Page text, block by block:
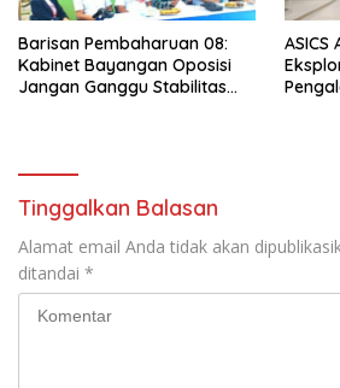
Barisan Pembaharuan 08:
Kabinet Bayangan Oposisi
Jangan Ganggu Stabilitas
Tinggalkan Balasan
Alamat email Anda tidak akan
ditandai *